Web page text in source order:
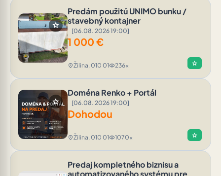
star
Predám použitú UNIMO bunku /
stavebný kontajner
[06.08. 2026 19:00]
1 000 €
location_onŽilina, 010 01visibility236x star
star
Doména Renko + Portál
[06.08. 2026 19:00]
Dohodou
location_onŽilina, 010 01visibility1070x star
Predaj kompletného biznisu a
automatizovaného systému pre